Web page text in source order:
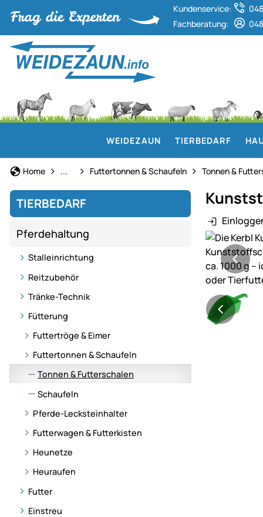
Kundenservice:
Fachberatung:
WEIDEZAUN TIERBEDARF
Home Fütterung
... Futtertonnen & Schaufeln Tonnen &
TIERBEDARF
Pferdehaltung
Stalleinrichtung
Reitzubehör
Tränke-Technik
Fütterung
Futtertröge & Eimer
Futtertonnen & Schaufeln
Tonnen & Futterschalen
Schaufeln
Pferde-Lecksteinhalter
Futterwagen & Futterkisten
Heunetze
Heuraufen
Futter
Einstreu